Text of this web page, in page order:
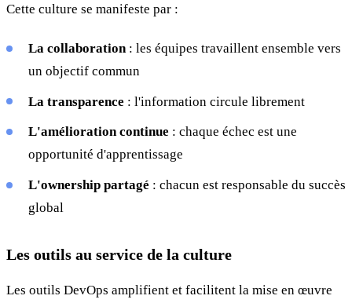
Cette culture se manifeste par :
La collaboration: les équipes travaillent ensemble vers
un objectif commun
La transparence : l'information circule librement
L'amélioration continue : chaque échec est une
opportunité d'apprentissage
L'ownership partagé : chacun est responsable du succès
global
Les outils au service de la culture
Les outils DevOps amplifient et facilitent la mise en œuvre